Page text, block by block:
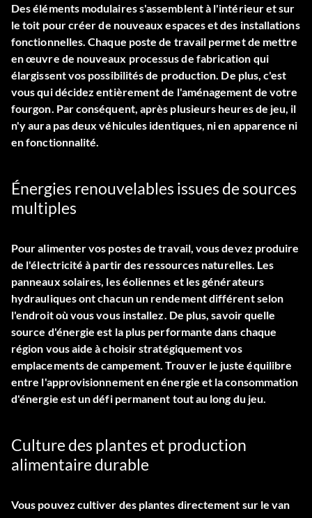
Des éléments modulaires s'assemblent à l'intérieur et sur
le toit pour créer de nouveaux espaces et des installations
fonctionnelles. Chaque poste de travail permet de mettre
en œuvre de nouveaux processus de fabrication qui
élargissent vos possibilités de production. De plus, c'est
vous qui décidez entièrement de l'aménagement de votre
fourgon. Par conséquent, après plusieurs heures de jeu, il
n'y aura pas deux véhicules identiques, ni en apparence ni
en fonctionnalité.
Énergies renouvelables issues de sources
multiples
Pour alimenter vos postes de travail, vous devez produire
de l'électricité à partir des ressources naturelles. Les
panneaux solaires, les éoliennes et les générateurs
hydrauliques ont chacun un rendement différent selon
l'endroit où vous vous installez. De plus, savoir quelle
source d'énergie est la plus performante dans chaque
région vous aide à choisir stratégiquement vos
emplacements de campement. Trouver le juste équilibre
entre l'approvisionnement en énergie et la consommation
d'énergie est un défi permanent tout au long du jeu.
Culture des plantes et production
alimentaire durable
Vous pouvez cultiver des plantes directement sur le van